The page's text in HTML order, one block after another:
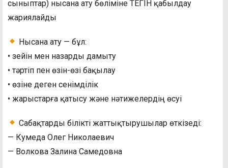
сыныптар) нысана ату бөліміне ТЕГІН қабылдау
жариялайды
Нысана ату — бұл:
• зейін мен назарды дамыту
• тәртіп пен өзін-өзі бақылау
• өзіне деген сенімділік
• жарыстарға қатысу және нәтижелердің өсуі
Сабақтарды білікті жаттықтырушылар өткізеді:
— Кумеда Олег Николаевич
— Волкова Залина Самедовна